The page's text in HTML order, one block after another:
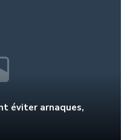
éviter arnaques,